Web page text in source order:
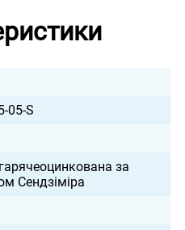
05-S
за
Сендзіміра